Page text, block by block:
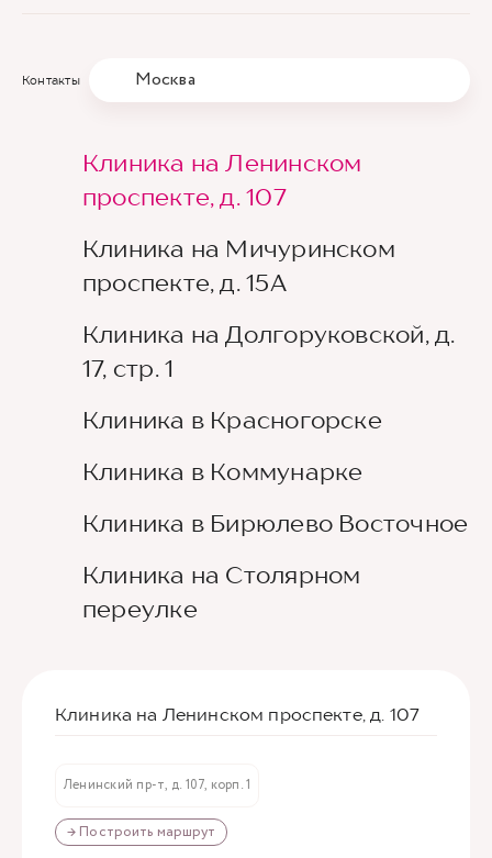
Контакты Москва
Клиника на Ленинском
проспекте, д. 107
Клиника на Мичуринском
проспекте, д. 15А
Клиника на Долгоруковской, д.
17, стр. 1
Клиника в Красногорске
Клиника в Коммунарке
Клиника в Бирюлево Восточное
Клиника на Столярном
переулке
Клиника на Ленинском проспекте, д. 107
Ленинский пр-т, д. 107, корп. 1
→ Построить маршрут